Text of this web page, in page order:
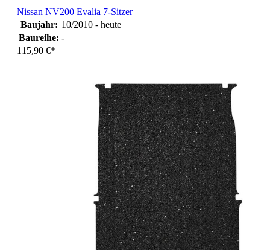
Nissan NV200 Evalia 7-Sitzer
Baujahr: 10/2010 - heute
Baureihe: -
115,90 €*